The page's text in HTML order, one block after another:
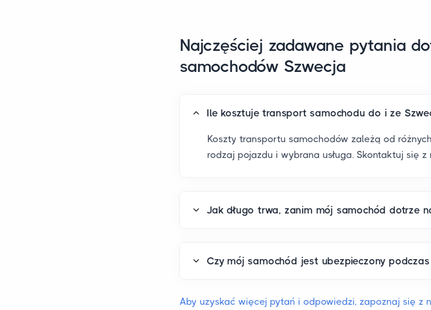
Najczęściej zadawane pytania
samochodów Szwecja
Ile kosztuje transport samochodu do i ze
Koszty transportu samochodów zależą od
rodzaj pojazdu i wybrana usługa. Skontaktuj się
Jak długo trwa, zanim mój samochód dotrze
Czy mój samochód jest ubezpieczony
Aby uzyskać więcej pytań i odpowiedzi, zapoznaj się z